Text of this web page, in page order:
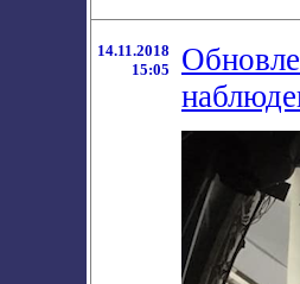
14.11.2018
15:05